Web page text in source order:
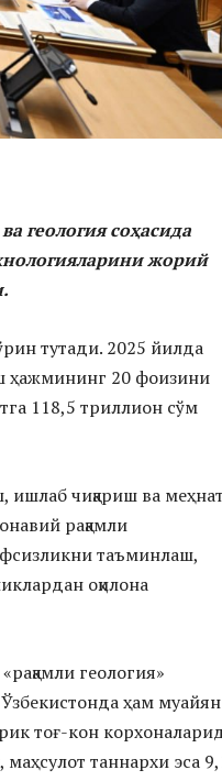
геология соҳасида
жорий
тутади. 2025 йилда
ҳажмининг 20 фоизини
118,5 триллион сўм
ишлаб чиқариш ва меҳнат
рақамли
таъминлаш,
оқилона
геология»
ҳам муайян
тоғ-кон
таннархи эса